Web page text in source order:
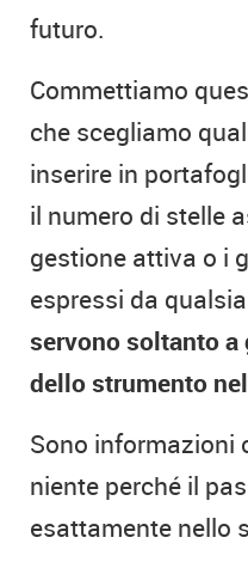
futuro.
Commettiamo
che scegliamo
inserire in
il numero di stelle
gestione attiva o i
espressi da
servono soltanto
dello strumento
Sono informazioni
niente perché il
esattamente nello